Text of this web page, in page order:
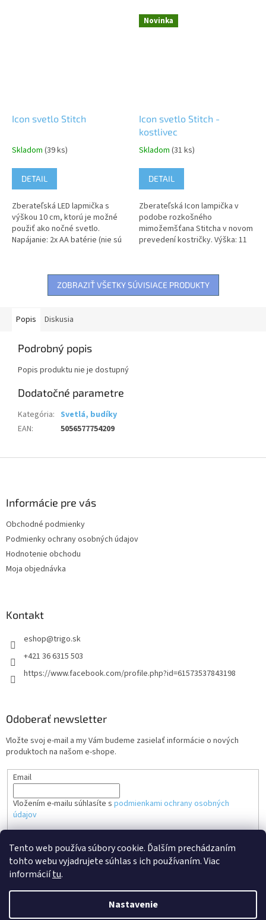
Tento web používa súbory cookie. Ďalším prechádzaním
tohto webu vyjadrujete súhlas s ich používaním. Viac
informáciítu.
Nastavenie
Icon svetlo Stitch
Skladom (39 ks)
DETAIL
Zberateľská LED lapmička s
výškou 10 cm, ktorú je možné
použiť ako nočné svetlo.
Napájanie: 2x AA batérie (nie sú
Novinka
Icon svetlo Stitch -
kostlivec
Skladom (31 ks)
DETAIL
Zberateľská Icon lampička v
podobe rozkošného
mimožemšťana Stitcha v novom
prevedení kostričky. Výška: 11
Upozornenie:...
ZOBRAZIŤ VŠETKY SÚVISIACE PRODUKTY
Popis Diskusia
Podrobný popis
Popis produktu nie je dostupný
Dodatočné parametre
Kategória: Svetlá, budíky
EAN: 5056577754209
Informácie pre vás
Obchodné podmienky
Podmienky ochrany osobných údajov
Hodnotenie obchodu
Moja objednávka
Kontakt
eshop@trigo.sk
+421 36 6315 503
https://www.facebook.com/profile.php?id=61573537843198
Odoberať newsletter
Vložte svoj e-mail a my Vám budeme zasielať informácie o nových
produktoch na našom e-shope.
Email
Vložením e-mailu súhlasíte s podmienkami ochrany osobných
údajov
PRIHLÁSIŤ SA
Vytvoril Shoptet